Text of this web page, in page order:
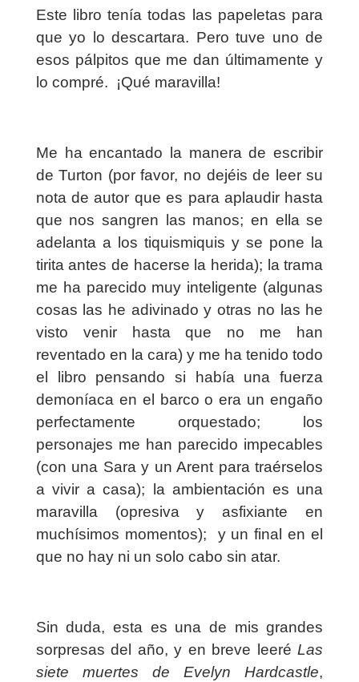
Este libro tenía todas las papeletas para
que yo lo descartara. Pero tuve uno de
esos pálpitos que me dan últimamente y
lo compré.
¡Qué maravilla!
Me ha encantado la manera de escribir
de Turton (por favor, no dejéis de leer su
nota de autor que es para aplaudir hasta
que nos sangren las manos; en ella se
adelanta a los tiquismiquis y se pone la
tirita antes de hacerse la herida); la trama
me ha parecido muy inteligente (algunas
cosas las he adivinado y otras no las he
visto venir hasta que no me han
reventado en la cara) y me ha tenido todo
el libro pensando si había una fuerza
demoníaca en el barco o era un engaño
perfectamente orquestado; los
personajes me han parecido impecables
(con una Sara y un Arent para traérselos
a vivir a casa); la ambientación es una
maravilla (opresiva y asfixiante en
muchísimos momentos);
y un final en el
que no hay ni un solo cabo sin atar.
Sin duda, esta es una de mis grandes
sorpresas del año, y en breve leeréLas
siete muertes de Evelyn Hardcastle,